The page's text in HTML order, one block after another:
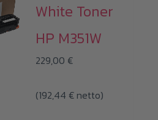
White Toner
HP M351W
229,00 €
(192,44 € netto)